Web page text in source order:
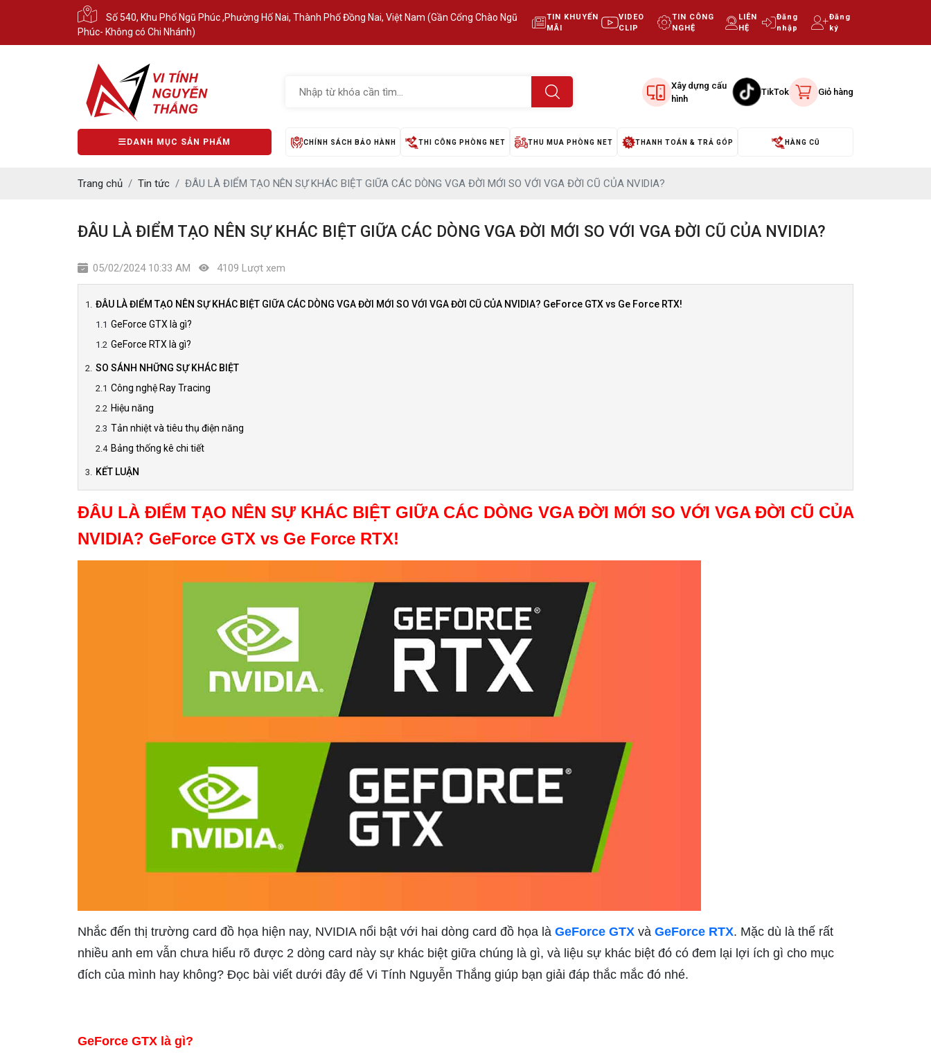
Số 540, Khu Phố Ngũ Phúc ,Phường Hố Nai, Thành Phố Đồng Nai, Việt Nam (Gần Cổng Chào Ngũ
Phúc- Không có Chi Nhánh)
TIN KHUYẾN
MÃI
VIDEO
CLIP
TIN CÔNG
NGHỆ
LIÊN
HỆ
Đăng
nhập
Đăng
ký
Xây dựng cấu
hình
TikTok Giỏ hàng
DANH MỤC SẢN PHẨM CHÍNH SÁCH BẢO HÀNH THI CÔNG PHÒNG NET THU MUA PHÒNG NET THANH TOÁN & TRẢ GÓP HÀNG CŨ
Trang chủ Tin tức ĐÂU LÀ ĐIỂM TẠO NÊN SỰ KHÁC BIỆT GIỮA CÁC DÒNG VGA ĐỜI MỚI SO VỚI VGA ĐỜI CŨ CỦA NVIDIA?
ĐÂU LÀ ĐIỂM TẠO NÊN SỰ KHÁC BIỆT GIỮA CÁC DÒNG VGA ĐỜI MỚI SO VỚI VGA ĐỜI CŨ CỦA NVIDIA?
05/02/2024 10:33 AM 4109 Lượt xem
ĐÂU LÀ ĐIỂM TẠO NÊN SỰ KHÁC BIỆT GIỮA CÁC DÒNG VGA ĐỜI MỚI SO VỚI VGA ĐỜI CŨ CỦA NVIDIA? GeForce GTX vs Ge Force RTX!
GeForce GTX là gì?
GeForce RTX là gì?
SO SÁNH NHỮNG SỰ KHÁC BIỆT
Công nghệ Ray Tracing
Hiệu năng
Tản nhiệt và tiêu thụ điện năng
Bảng thống kê chi tiết
KẾT LUẬN
ĐÂU LÀ ĐIỂM TẠO NÊN SỰ KHÁC BIỆT GIỮA CÁC DÒNG VGA ĐỜI MỚI SO VỚI VGA ĐỜI CŨ CỦA
NVIDIA? GeForce GTX vs Ge Force RTX!
Nhắc đến thị trường card đồ họa hiện nay, NVIDIA nổi bật với hai dòng card đồ họa là GeForce GTX và GeForce RTX. Mặc dù là thế rất
nhiều anh em vẫn chưa hiểu rõ được 2 dòng card này sự khác biệt giữa chúng là gì, và liệu sự khác biệt đó có đem lại lợi ích gì cho mục
đích của mình hay không? Đọc bài viết dưới đây để Vi Tính Nguyễn Thắng giúp bạn giải đáp thắc mắc đó nhé.
GeForce GTX là gì?